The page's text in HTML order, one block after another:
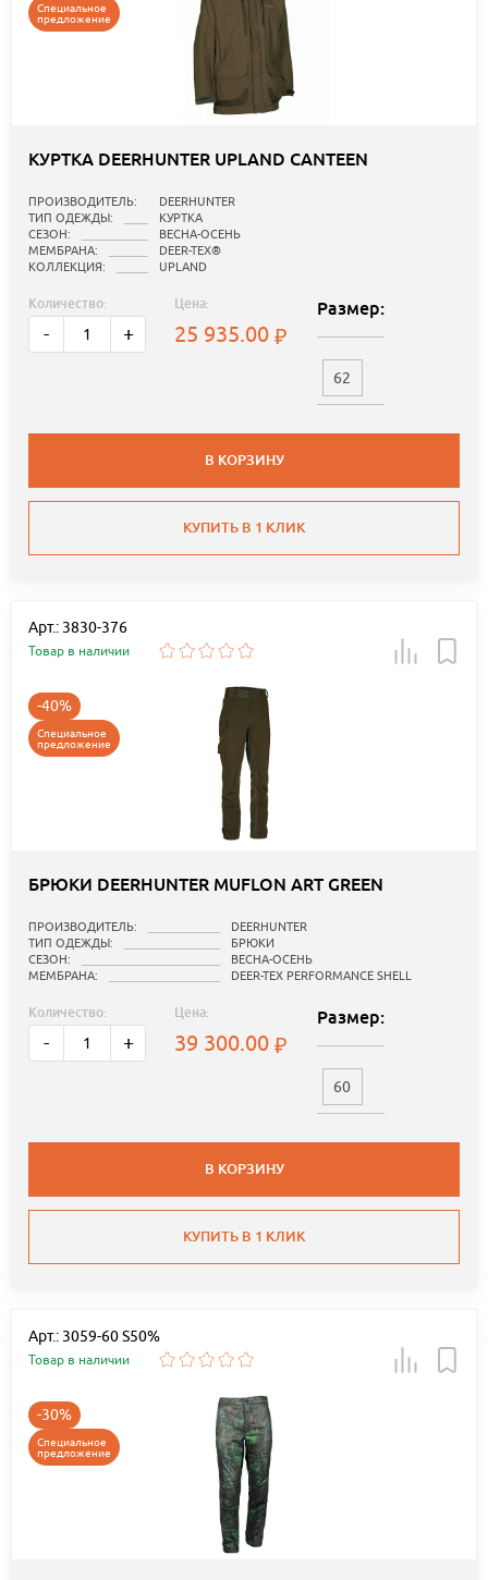
Специальное
предложение
КУРТКА DEERHUNTER UPLAND CANTEEN
ПРОИЗВОДИТЕЛЬ:
DEERHUNTER
ТИП ОДЕЖДЫ:
КУРТКА
СЕЗОН:
ВЕСНА-ОСЕНЬ
МЕМБРАНА:
DEER-TEX®
КОЛЛЕКЦИЯ:
UPLAND
Количество:
- +
Цена:
25 935.00
Размер:
62
В КОРЗИНУ
КУПИТЬ В 1 КЛИК
Арт.: 3830-376
Товар в наличии
-40%
Специальное
предложение
БРЮКИ DEERHUNTER MUFLON ART GREEN
ПРОИЗВОДИТЕЛЬ:
DEERHUNTER
ТИП ОДЕЖДЫ:
БРЮКИ
СЕЗОН:
ВЕСНА-ОСЕНЬ
МЕМБРАНА:
DEER-TEX PERFORMANCE SHELL
Количество:
- +
Цена:
39 300.00
Размер:
60
В КОРЗИНУ
КУПИТЬ В 1 КЛИК
Арт.: 3059-60 S50%
Товар в наличии
-30%
Специальное
предложение